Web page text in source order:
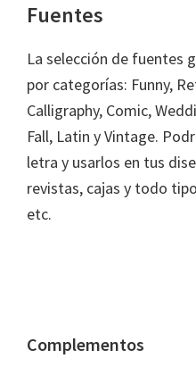
Fuentes
La selección de fuentes
por categorías: Funny,
Calligraphy, Comic,
Fall, Latin y Vintage.
letra y usarlos en tus
revistas, cajas y todo
etc.
Complementos